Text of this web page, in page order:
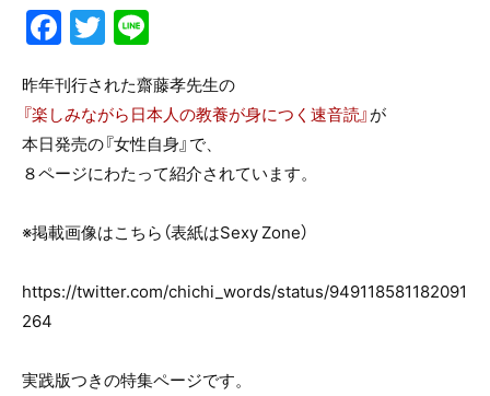
F
a
c
e
b
o
k
T
w
itt
er
n
e
昨年刊行された齋藤孝先生の
『楽しみながら日本人の教養が身につく速音読』が
本日発売の『女性自身』で、
８ページにわたって紹介されています。
※掲載画像はこちら（表紙はSexy Zone）
https://twitter.com/chichi_words/status/949118581182091
264
実践版つきの特集ページです。